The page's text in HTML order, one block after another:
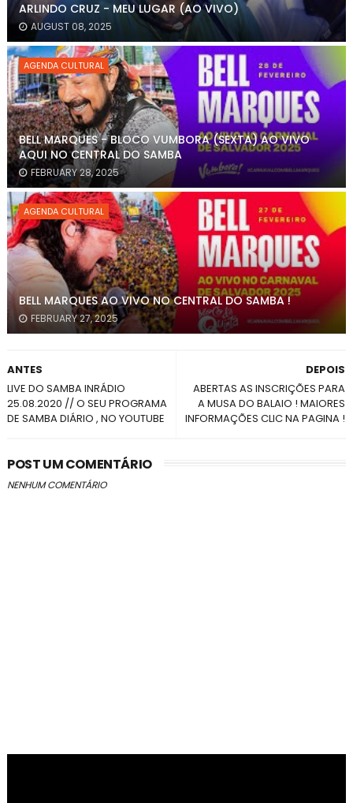
ARLINDO CRUZ - MEU LUGAR (AO VIVO)
AUGUST 08, 2025
AGENDA CULTURAL
BELL MARQUES - BLOCO VUMBORA (SEXTA) AO VIVO
AQUI NO CENTRAL DO SAMBA
FEBRUARY 28, 2025
AGENDA CULTURAL
BELL MARQUES AO VIVO NO CENTRAL DO SAMBA !
FEBRUARY 27, 2025
DEPOIS
ABERTAS AS INSCRIÇÕES PARA
A MUSA DO BALAIO ! MAIORES
INFORMAÇÕES CLIC NA PAGINA !
ANTES
LIVE DO SAMBA INRÁDIO
25.08.2020 // O SEU PROGRAMA
DE SAMBA DIÁRIO , NO YOUTUBE
POST UM COMENTÁRIO
NENHUM COMENTÁRIO